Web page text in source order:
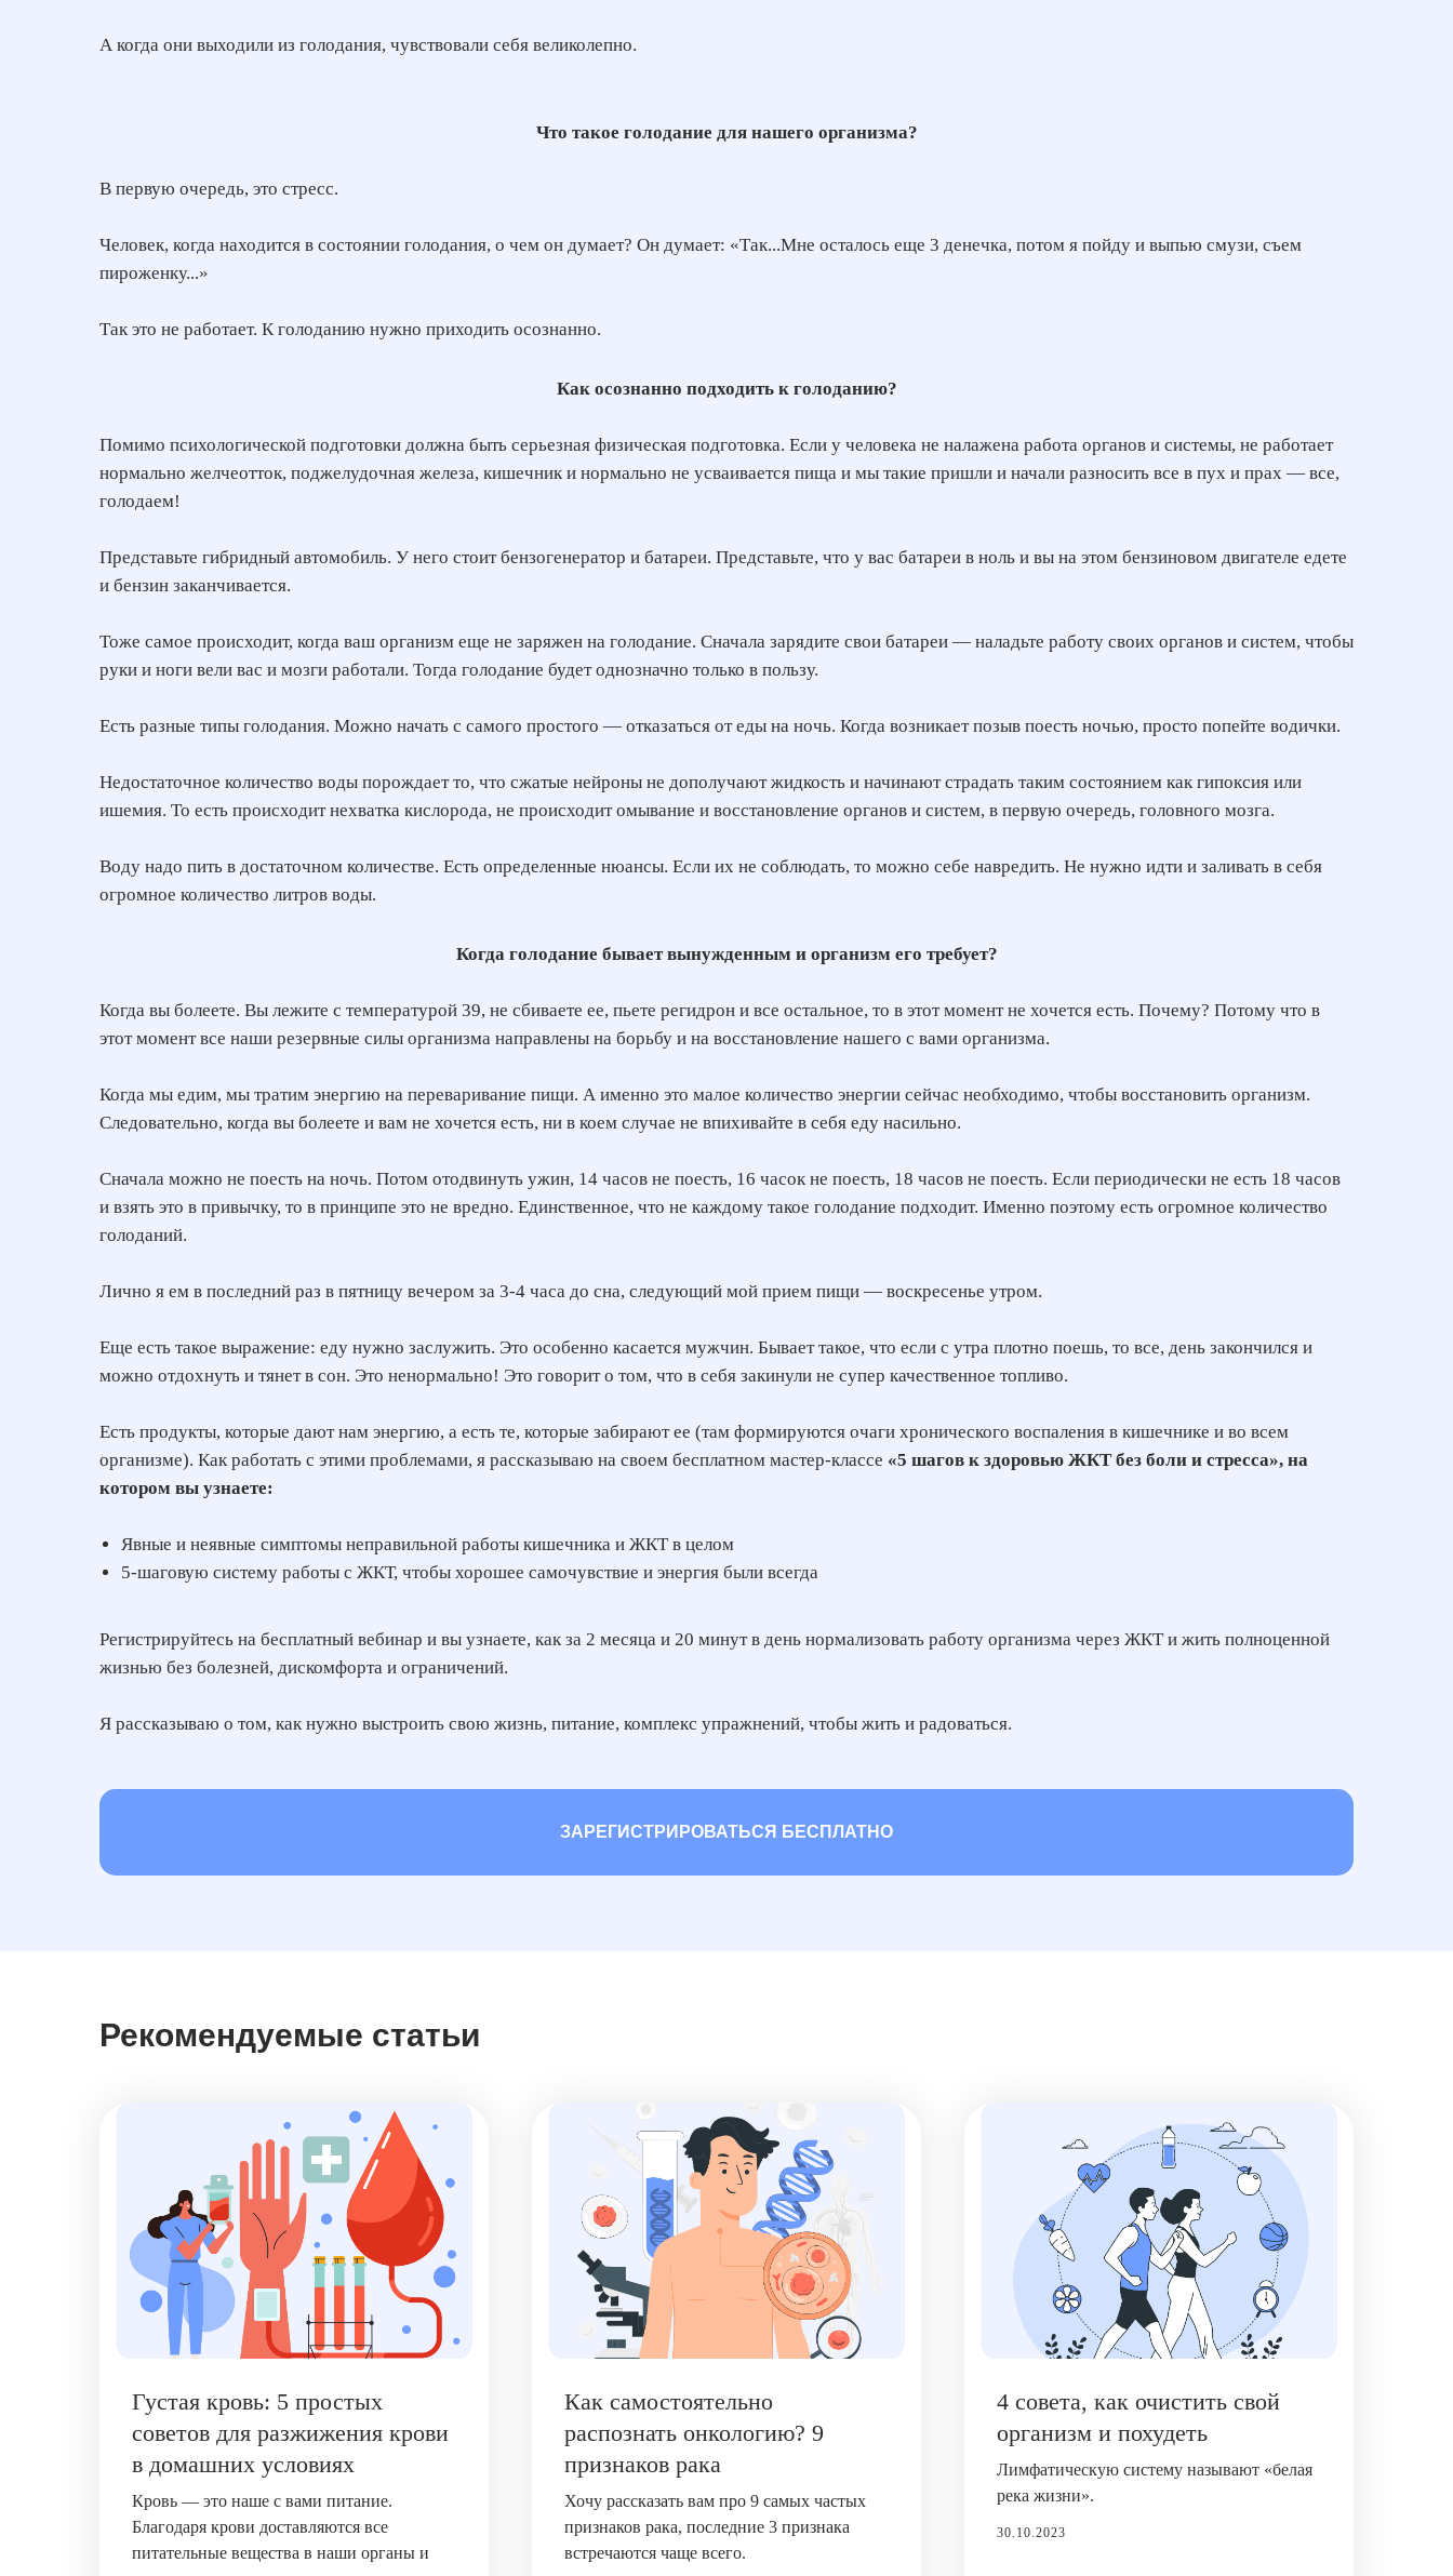
А когда они выходили из голодания, чувствовали себя великолепно.
Что такое голодание для нашего организма?
В первую очередь, это стресс.
Человек, когда находится в состоянии голодания, о чем он думает? Он думает: «Так...Мне осталось еще 3 денечка, потом я пойду и выпью смузи, съем
пироженку...»
Так это не работает. К голоданию нужно приходить осознанно.
Как осознанно подходить к голоданию?
Помимо психологической подготовки должна быть серьезная физическая подготовка. Если у человека не налажена работа органов и системы, не работает
нормально желчеотток, поджелудочная железа, кишечник и нормально не усваивается пища и мы такие пришли и начали разносить все в пух и прах — все,
голодаем!
Представьте гибридный автомобиль. У него стоит бензогенератор и батареи. Представьте, что у вас батареи в ноль и вы на этом бензиновом двигателе едете
и бензин заканчивается.
Тоже самое происходит, когда ваш организм еще не заряжен на голодание. Сначала зарядите свои батареи — наладьте работу своих органов и систем, чтобы
руки и ноги вели вас и мозги работали. Тогда голодание будет однозначно только в пользу.
Есть разные типы голодания. Можно начать с самого простого — отказаться от еды на ночь. Когда возникает позыв поесть ночью, просто попейте водички.
Недостаточное количество воды порождает то, что сжатые нейроны не дополучают жидкость и начинают страдать таким состоянием как гипоксия или
ишемия. То есть происходит нехватка кислорода, не происходит омывание и восстановление органов и систем, в первую очередь, головного мозга.
Воду надо пить в достаточном количестве. Есть определенные нюансы. Если их не соблюдать, то можно себе навредить. Не нужно идти и заливать в себя
огромное количество литров воды.
Когда голодание бывает вынужденным и организм его требует?
Когда вы болеете. Вы лежите с температурой 39, не сбиваете ее, пьете регидрон и все остальное, то в этот момент не хочется есть. Почему? Потому что в
этот момент все наши резервные силы организма направлены на борьбу и на восстановление нашего с вами организма.
Когда мы едим, мы тратим энергию на переваривание пищи. А именно это малое количество энергии сейчас необходимо, чтобы восстановить организм.
Следовательно, когда вы болеете и вам не хочется есть, ни в коем случае не впихивайте в себя еду насильно.
Сначала можно не поесть на ночь. Потом отодвинуть ужин, 14 часов не поесть, 16 часок не поесть, 18 часов не поесть. Если периодически не есть 18 часов
и взять это в привычку, то в принципе это не вредно. Единственное, что не каждому такое голодание подходит. Именно поэтому есть огромное количество
голоданий.
Лично я ем в последний раз в пятницу вечером за 3-4 часа до сна, следующий мой прием пищи — воскресенье утром.
Еще есть такое выражение: еду нужно заслужить. Это особенно касается мужчин. Бывает такое, что если с утра плотно поешь, то все, день закончился и
можно отдохнуть и тянет в сон. Это ненормально! Это говорит о том, что в себя закинули не супер качественное топливо.
Есть продукты, которые дают нам энергию, а есть те, которые забирают ее (там формируются очаги хронического воспаления в кишечнике и во всем
организме). Как работать с этими проблемами, я рассказываю на своем бесплатном мастер-классе «5 шагов к здоровью ЖКТ без боли и стресса», на
котором вы узнаете:
Явные и неявные симптомы неправильной работы кишечника и ЖКТ в целом
5-шаговую систему работы с ЖКТ, чтобы хорошее самочувствие и энергия были всегда
Регистрируйтесь на бесплатный вебинар и вы узнаете, как за 2 месяца и 20 минут в день нормализовать работу организма через ЖКТ и жить полноценной
жизнью без болезней, дискомфорта и ограничений.
Я рассказываю о том, как нужно выстроить свою жизнь, питание, комплекс упражнений, чтобы жить и радоваться.
ЗАРЕГИСТРИРОВАТЬСЯ БЕСПЛАТНО
Рекомендуемые статьи
Густая кровь: 5 простых
советов для разжижения крови
в домашних условиях
Кровь — это наше с вами питание.
Благодаря крови доставляются все
питательные вещества в наши органы и
Как самостоятельно
распознать онкологию? 9
признаков рака
Хочу рассказать вам про 9 самых частых
признаков рака, последние 3 признака
встречаются чаще всего.
4 совета, как очистить свой
организм и похудеть
Лимфатическую систему называют «белая
река жизни».
30.10.2023